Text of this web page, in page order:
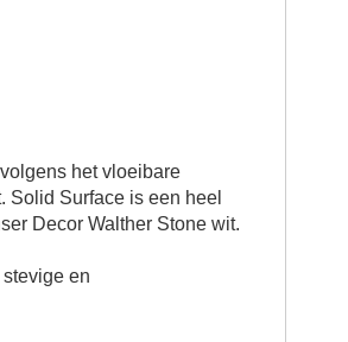
het vloeibare
Solid Surface is een heel
Decor Walther Stone wit.
en